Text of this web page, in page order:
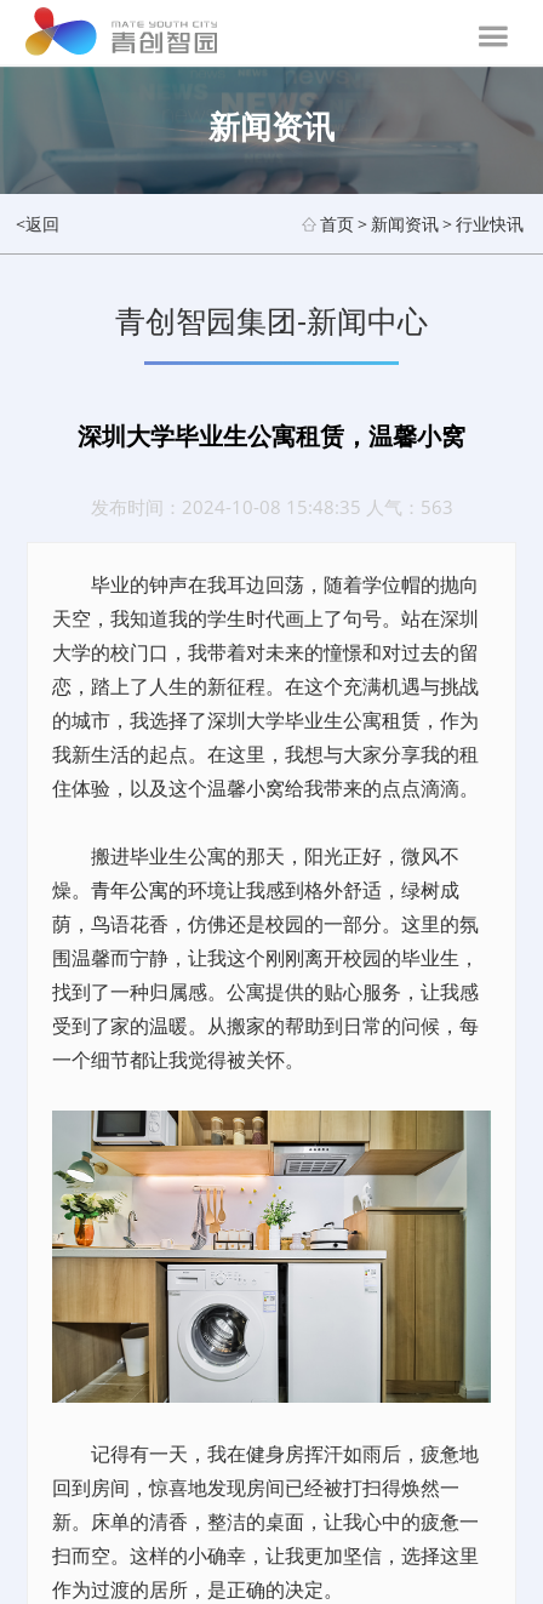
新闻资讯
<返回 首页> 新闻资讯>行业快讯
青创智园集团-新闻中心
深圳大学毕业生公寓租赁，温馨小窝
发布时间：2024-10-08 15:48:35 人气：563
毕业的钟声在我耳边回荡，随着学位帽的抛向
天空，我知道我的学生时代画上了句号。站在深圳
大学的校门口，我带着对未来的憧憬和对过去的留
恋，踏上了人生的新征程。在这个充满机遇与挑战
的城市，我选择了深圳大学毕业生公寓租赁 ，作为
我新生活的起点。在这里，我想与大家分享我的租
住体验，以及这个温馨小窝给我带来的点点滴滴。
搬进毕业生公寓的那天，阳光正好，微风不
燥。青年公寓的环境让我感到格外舒适，绿树成
荫，鸟语花香，仿佛还是校园的一部分。这里的氛
围温馨而宁静，让我这个刚刚离开校园的毕业生，
找到了一种归属感。公寓提供的贴心服务，让我感
受到了家的温暖。从搬家的帮助到日常的问候，每
一个细节都让我觉得被关怀。
记得有一天，我在健身房挥汗如雨后，疲惫地
回到房间，惊喜地发现房间已经被打扫得焕然一
新。床单的清香，整洁的桌面，让我心中的疲惫一
扫而空。这样的小确幸，让我更加坚信，选择这里
作为过渡的居所，是正确的决定。